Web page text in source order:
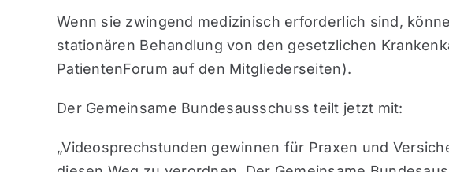
Wenn sie zwingend medizinisch erforderlich sind,
stationären Behandlung von den gesetzlichen
PatientenForum auf den Mitgliederseiten).
Der Gemeinsame Bundesausschuss teilt jetzt mit:
„Videosprechstunden gewinnen für Praxen und